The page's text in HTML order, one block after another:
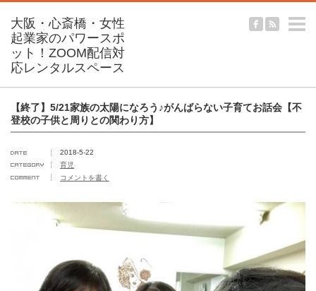
【終了】5/21家族の太陽になろう♪がんばらない子育てお話会【不
登校の子供と周りとの関わり方】
2018-5-22
育児
コメントを書く